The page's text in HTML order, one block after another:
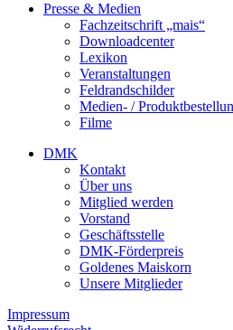
Presse & Medien
Fachzeitschrift „mais“
Downloadcenter
Lexikon
Veranstaltungen
Feldrandschilder
Medien- /
Filme
DMK
Kontakt
Über uns
Mitglied werden
Vorstand
Geschäftsstelle
DMK-Förderpreis
Goldenes Maiskorn
Unsere Mitglieder
Impressum